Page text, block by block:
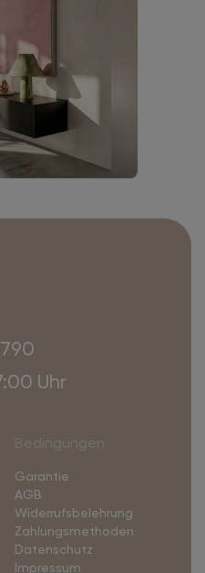
Uhr
Garantie
AGB
Widerrufsbelehrung
Zahlungsmethoden
Datenschutz
Impressum